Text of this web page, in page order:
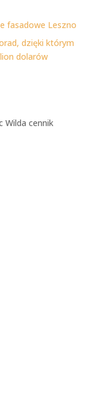
fasadowe Leszno
dzięki którym
dolarów
Wilda cennik